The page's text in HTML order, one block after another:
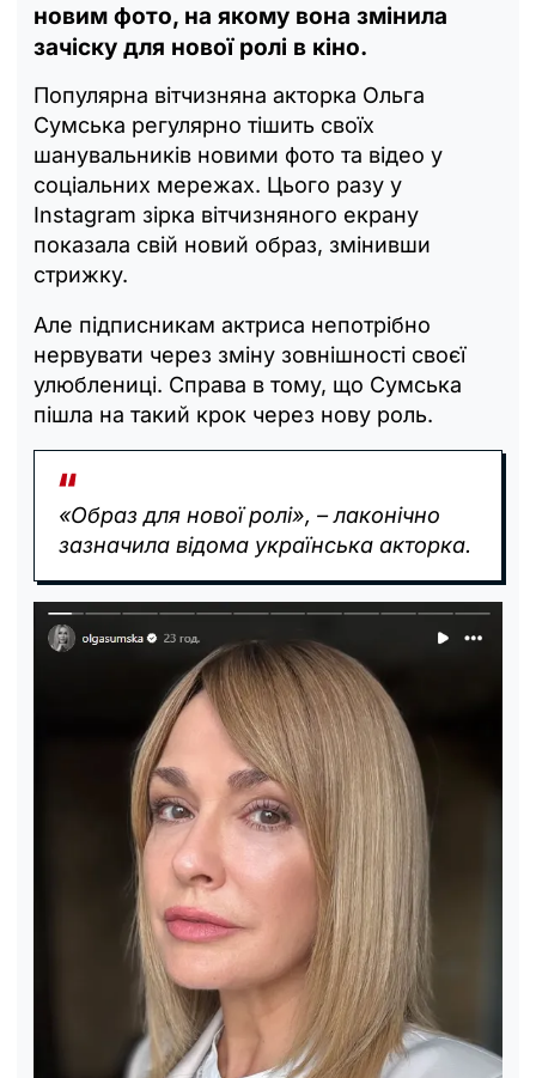
новим фото, на якому вона змінила
зачіску для нової ролі в кіно.
Популярна вітчизняна акторка Ольга
Сумська регулярно тішить своїх
шанувальників новими фото та відео у
соціальних мережах. Цього разу у
Instagram зірка вітчизняного екрану
показала свій новий образ, змінивши
стрижку.
Але підписникам актриса непотрібно
нервувати через зміну зовнішності своєї
улюблениці. Справа в тому, що Сумська
пішла на такий крок через нову роль.
«‎Образ для нової ролі», – лаконічно
зазначила відома українська акторка.